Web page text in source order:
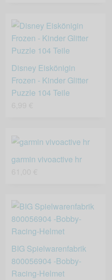
Disney Eiskönigin
Frozen - Kinder Glitter
Puzzle 104 Teile
garmin vivoactive hr
BIG Spielwarenfabrik
800056904 -Bobby-
Racing-Helmet